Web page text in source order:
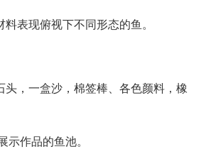
表现俯视下不同形态的鱼。
头，一盒沙，棉签棒、各色颜料，橡
示作品的鱼池。